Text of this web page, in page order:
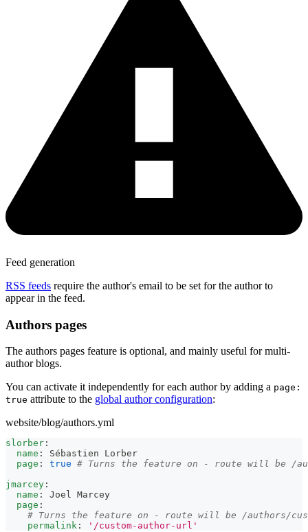
Feed generation
RSS feeds require the author's email to be set for the author to
appear in the feed.
Authors pages
The authors pages feature is optional, and mainly useful for multi-
author blogs.
You can activate it independently for each author by adding a page:
true attribute to the global author configuration:
website/blog/authors.yml
slorber :
name :
Sébastien Lorber
page : true # Turns the feature on - route will be /
jmarcey :
name :
Joel Marcey
page :
# Turns the feature on - route will be /authors/
permalink : '/custom-author-url'